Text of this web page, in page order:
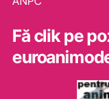
Fă clik pe